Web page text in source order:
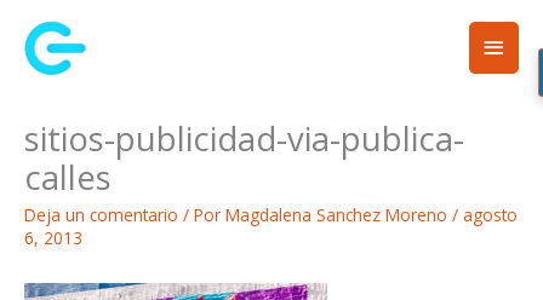
contenido
sitios-publicidad-via-publica-
calles
Deja un comentario / Por Magdalena Sanchez Moreno / agosto
6, 2013